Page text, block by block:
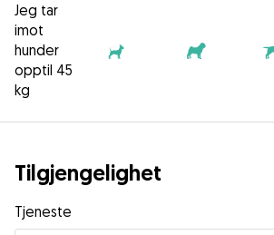
Jeg tar
imot
hunder
opptil 45
kg
Tilgjengelighet
Tjeneste